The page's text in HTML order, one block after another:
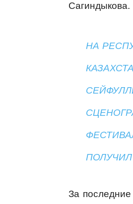
Сагиндыкова.
НА
За последние